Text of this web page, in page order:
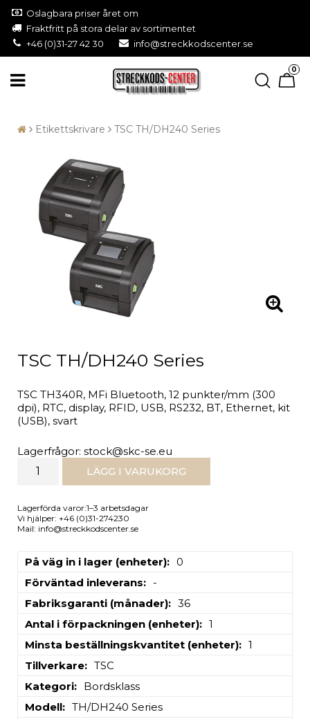
Oslagbara priser året om
Fraktfritt på stora delar av sortimentet
+46 (0)31-27 42 30
info@streckkodscenter.se
0
Etikettskrivare TSC TH/DH240 Series
TSC TH/DH240 Series
TSC TH340R, MFi Bluetooth, 12 punkter/mm (300
dpi), RTC, display, RFID, USB, RS232, BT, Ethernet, kit
(USB), svart
Lagerfrågor: stock@skc-se.eu
LÄGG I VARUKORG
Lagerförda varor:1–3 arbetsdagar
Vi hjälper: +46 (0)31-274230
Mail: info@streckkodscenter.se
På väg in i lager (enheter)
0
Förväntad inleverans
-
Fabriksgaranti (månader)
36
Antal i förpackningen (enheter)
1
Minsta beställningskvantitet (enheter)
1
Tillverkare
TSC
Kategori
Bordsklass
Modell
TH/DH240 Series